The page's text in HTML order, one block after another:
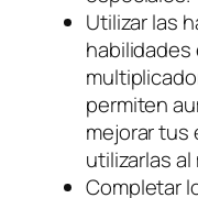
Utilizar las
permiten
mejorar tus
utilizarlas al
Completar